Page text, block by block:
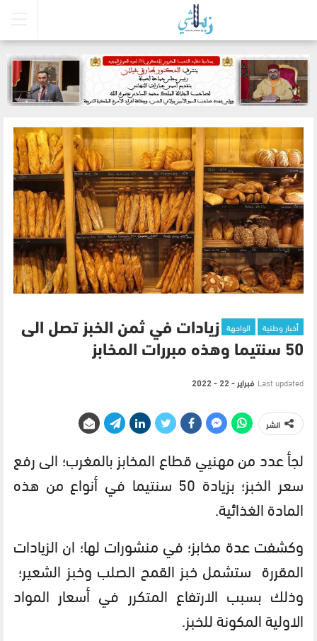
أخبار وطنية الواجهة زيادات في ثمن الخبز تصل الى
50 سنتيما وهذه مبررات المخابز
Last updated فبراير - 22 - 2022
انشر
لجأ عدد من مهنيي قطاع المخابز بالمغرب؛ الى رفع
سعر الخبز؛ بزيادة 50 سنتيما في أنواع من هذه
المادة الغذائية.
وكشفت عدة مخابز؛ في منشورات لها؛ ان الزيادات
المقررة ستشمل خبز القمح الصلب وخبز الشعير؛
وذلك بسبب الارتفاع المتكرر في أسعار المواد
الاولية المكونة للخبز.